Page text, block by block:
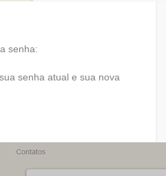
senha:
senha atual e sua nova